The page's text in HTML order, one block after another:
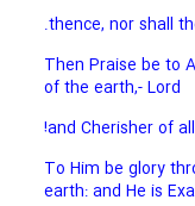
thence, nor shall
36. Then Praise be
of the earth,- Lord
and Cherisher of
37. To Him be glory
earth: and He is